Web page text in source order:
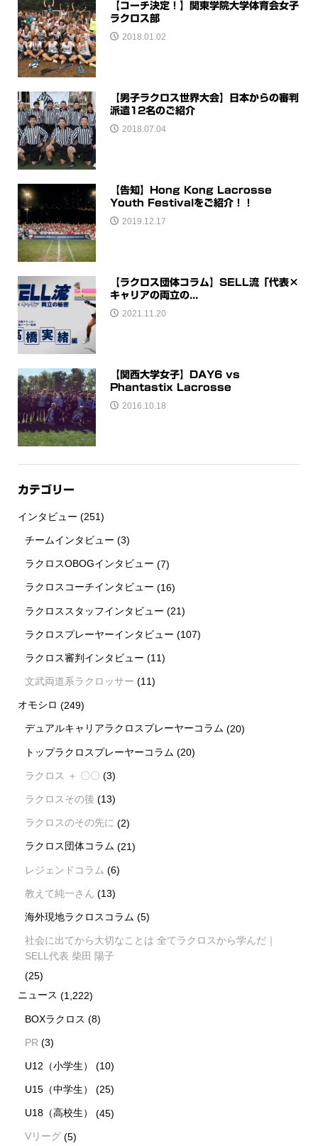
【コーチ決定！】関東学院大学体育会女子
ラクロス部
2018.01.02
【男子ラクロス世界大会】日本からの審判
派遣12名のご紹介
2018.07.04
【告知】Hong Kong Lacrosse
Youth Festivalをご紹介！！
2019.12.17
【ラクロス団体コラム】SELL流「代表×
キャリアの両立の...
2021.11.20
【関西大学女子】DAY6 vs
Phantastix Lacrosse
2016.10.18
カテゴリー
インタビュー (251)
チームインタビュー (3)
ラクロスOBOGインタビュー (7)
ラクロスコーチインタビュー (16)
ラクロススタッフインタビュー (21)
ラクロスプレーヤーインタビュー (107)
ラクロス審判インタビュー (11)
文武両道系ラクロッサー (11)
オモシロ (249)
デュアルキャリアラクロスプレーヤーコラム (20)
トップラクロスプレーヤーコラム (20)
ラクロス ＋ 〇〇 (3)
ラクロスその後 (13)
ラクロスのその先に (2)
ラクロス団体コラム (21)
レジェンドコラム (6)
教えて純一さん (13)
海外現地ラクロスコラム (5)
社会に出てから大切なことは 全てラクロスから学んだ｜
SELL代表 柴田 陽子
(25)
ニュース (1,222)
BOXラクロス (8)
PR (3)
U12（小学生） (10)
U15（中学生） (25)
U18（高校生） (45)
Vリーグ (5)